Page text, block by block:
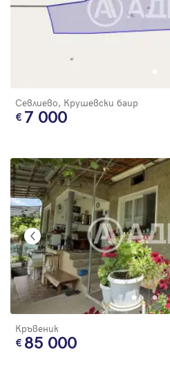
Севлиево, Крушевски баир
7 000
Кръвеник
85 000